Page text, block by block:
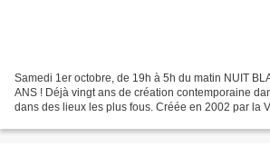
Samedi 1er octobre, de 19h à 5h du matin NUIT
ANS ! Déjà vingt ans de création contemporaine
dans des lieux les plus fous. Créée en 2002 par la